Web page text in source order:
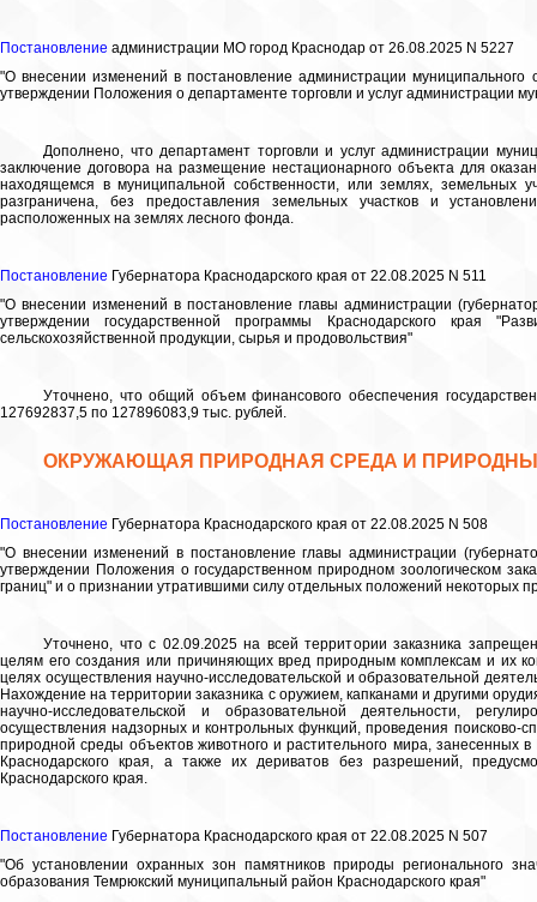
Постановление администрации МО город Краснодар от 26.08.2025 N 5227
"О внесении изменений в постановление администрации
утверждении Положения о департаменте торговли и услуг администрации
Дополнено, что департамент торговли и услуг администрации
заключение договора на размещение нестационарного объекта для
находящемся в муниципальной собственности, или землях, земельных
разграничена, без предоставления земельных участков и
расположенных на землях лесного фонда.
Постановление Губернатора Краснодарского края от 22.08.2025 N 511
"О внесении изменений в постановление главы администрации
утверждении государственной программы Краснодарского края
сельскохозяйственной продукции, сырья и продовольствия"
Уточнено, что общий объем финансового обеспечения
127692837,5 по 127896083,9 тыс. рублей.
ОКРУЖАЮЩАЯ ПРИРОДНАЯ СРЕДА И
Постановление Губернатора Краснодарского края от 22.08.2025 N 508
"О внесении изменений в постановление главы администрации
утверждении Положения о государственном природном зоологическом
границ" и о признании утратившими силу отдельных положений некоторых
Уточнено, что с 02.09.2025 на всей территории заказника
целям его создания или причиняющих вред природным комплексам и их
целях осуществления научно-исследовательской и образовательной
Нахождение на территории заказника с оружием, капканами и другими
научно-исследовательской и образовательной деятельности,
осуществления надзорных и контрольных функций, проведения поисково-
природной среды объектов животного и растительного мира, занесенных
Краснодарского края, а также их дериватов без разрешений,
Краснодарского края.
Постановление Губернатора Краснодарского края от 22.08.2025 N 507
"Об установлении охранных зон памятников природы регионального
образования Темрюкский муниципальный район Краснодарского края"